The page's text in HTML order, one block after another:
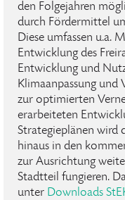
den Folgejahren
durch Fördermittel
Diese umfassen u.a.
Entwicklung des
Entwicklung und
Klimaanpassung und
zur optimierten
erarbeiteten
Strategieplänen wird
hinaus in den
zur Ausrichtung
Stadtteil fungieren.
unter Downloads